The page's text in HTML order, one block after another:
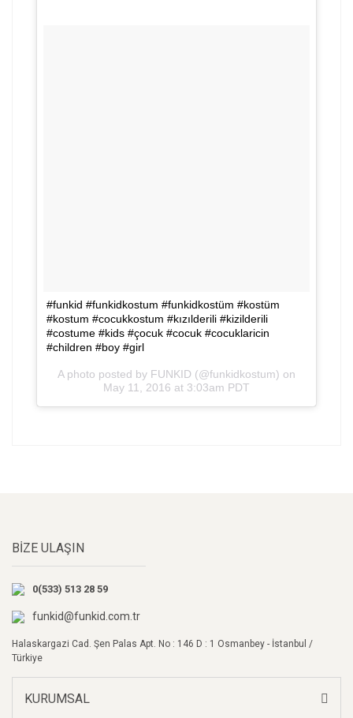
#funkid #funkidkostum #funkidkostüm #kostüm
#kostum #cocukkostum #kızılderili #kizilderili
#costume #kids #çocuk #cocuk #cocuklaricin
#children #boy #girl
A photo posted by FUNKID (@funkidkostum) on
May 11, 2016 at 3:03am PDT
Ürün açıklamasında eksik bilgiler bulunuyor.
Ürün bilgilerinde hatalar bulunuyor.
Ürün fiyatı diğer sitelerden daha pahalı.
Bu ürüne benzer farklı alternatifler olmalı.
BİZE ULAŞIN
0(533) 513 28 59
funkid@funkid.com.tr
Halaskargazi Cad. Şen Palas Apt. No : 146 D : 1 Osmanbey - İstanbul /
Türkiye
KURUMSAL